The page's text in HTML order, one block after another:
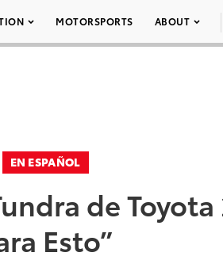
MOTORSPORTS ABOUT
EN ESPAÑOL
de Toyota
Esto”